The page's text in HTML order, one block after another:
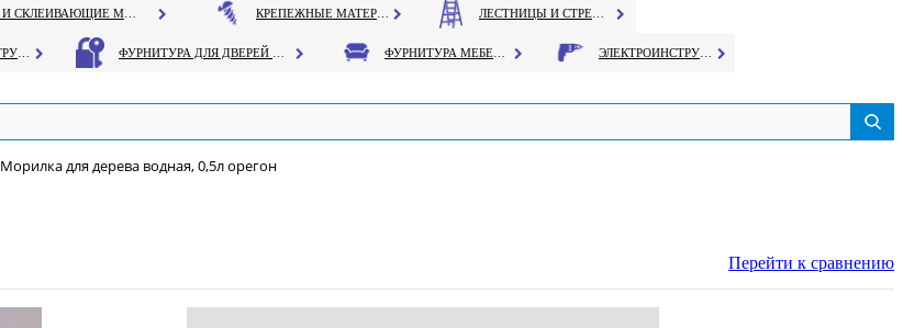
Морилка для дерева водная, 0,5л орегон
Перейти к сравнению